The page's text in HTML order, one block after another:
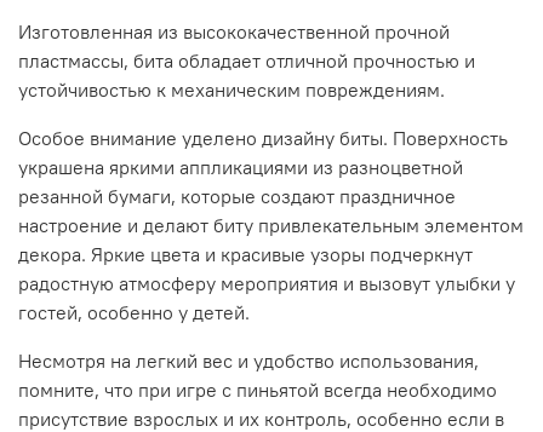
Изготовленная из высококачественной прочной
пластмассы, бита обладает отличной прочностью и
устойчивостью к механическим повреждениям.
Особое внимание уделено дизайну биты. Поверхность
украшена яркими аппликациями из разноцветной
резанной бумаги, которые создают праздничное
настроение и делают биту привлекательным элементом
декора. Яркие цвета и красивые узоры подчеркнут
радостную атмосферу мероприятия и вызовут улыбки у
гостей, особенно у детей.
Несмотря на легкий вес и удобство использования,
помните, что при игре с пиньятой всегда необходимо
присутствие взрослых и их контроль, особенно если в